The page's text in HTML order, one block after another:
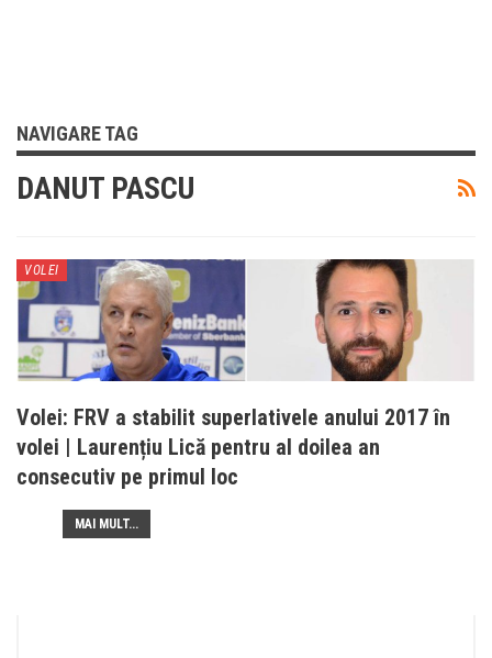
NAVIGARE TAG
DANUT PASCU
VOLEI
Volei: FRV a stabilit superlativele anului 2017 în
volei | Laurențiu Lică pentru al doilea an
consecutiv pe primul loc
MAI MULT...